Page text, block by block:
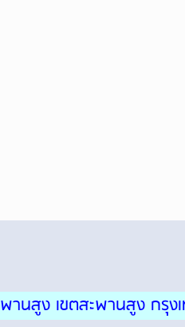
สูง เขตสะพานสูง กรุง